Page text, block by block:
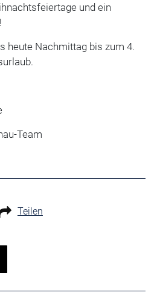
und ein
heute Nachmittag bis zum 4.
Team
Teilen